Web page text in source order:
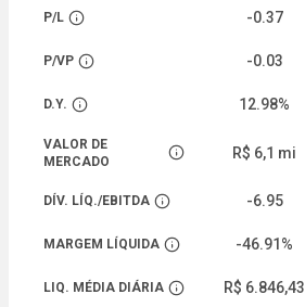
P/L
Abrir descrição
-0.37
P/VP
Abrir descrição
-0.03
D.Y.
Abrir descrição
12.98%
VALOR DE
MERCADO
Abrir descrição
R$ 6,1 mi
DÍV. LÍQ./EBITDA
Abrir descrição
-6.95
MARGEM LÍQUIDA
Abrir descrição
-46.91%
LIQ. MÉDIA DIÁRIA
Abrir descrição
R$ 6.846,43